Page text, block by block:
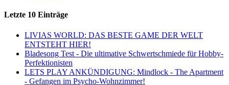
Letzte 10 Einträge
LIVIAS WORLD: DAS BESTE GAME DER WELT
ENTSTEHT HIER!
Bladesong Test - Die ultimative Schwertschmiede für Hobby-
Perfektionisten
LETS PLAY ANKÜNDIGUNG: Mindlock - The Apartment
- Gefangen im Psycho-Wohnzimmer!